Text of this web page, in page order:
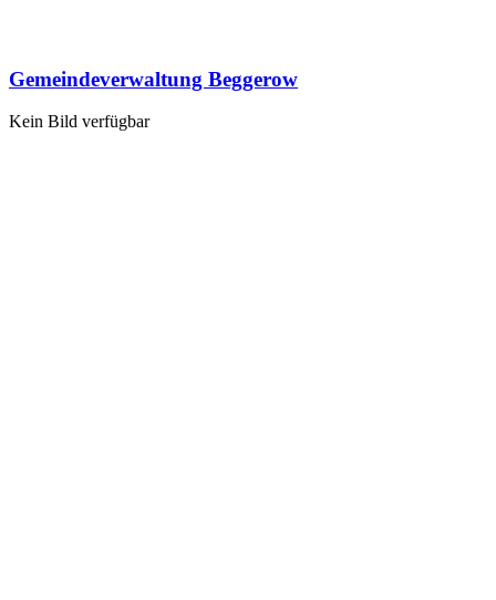
Gemeindeverwaltung Beggerow
Kein Bild verfügbar